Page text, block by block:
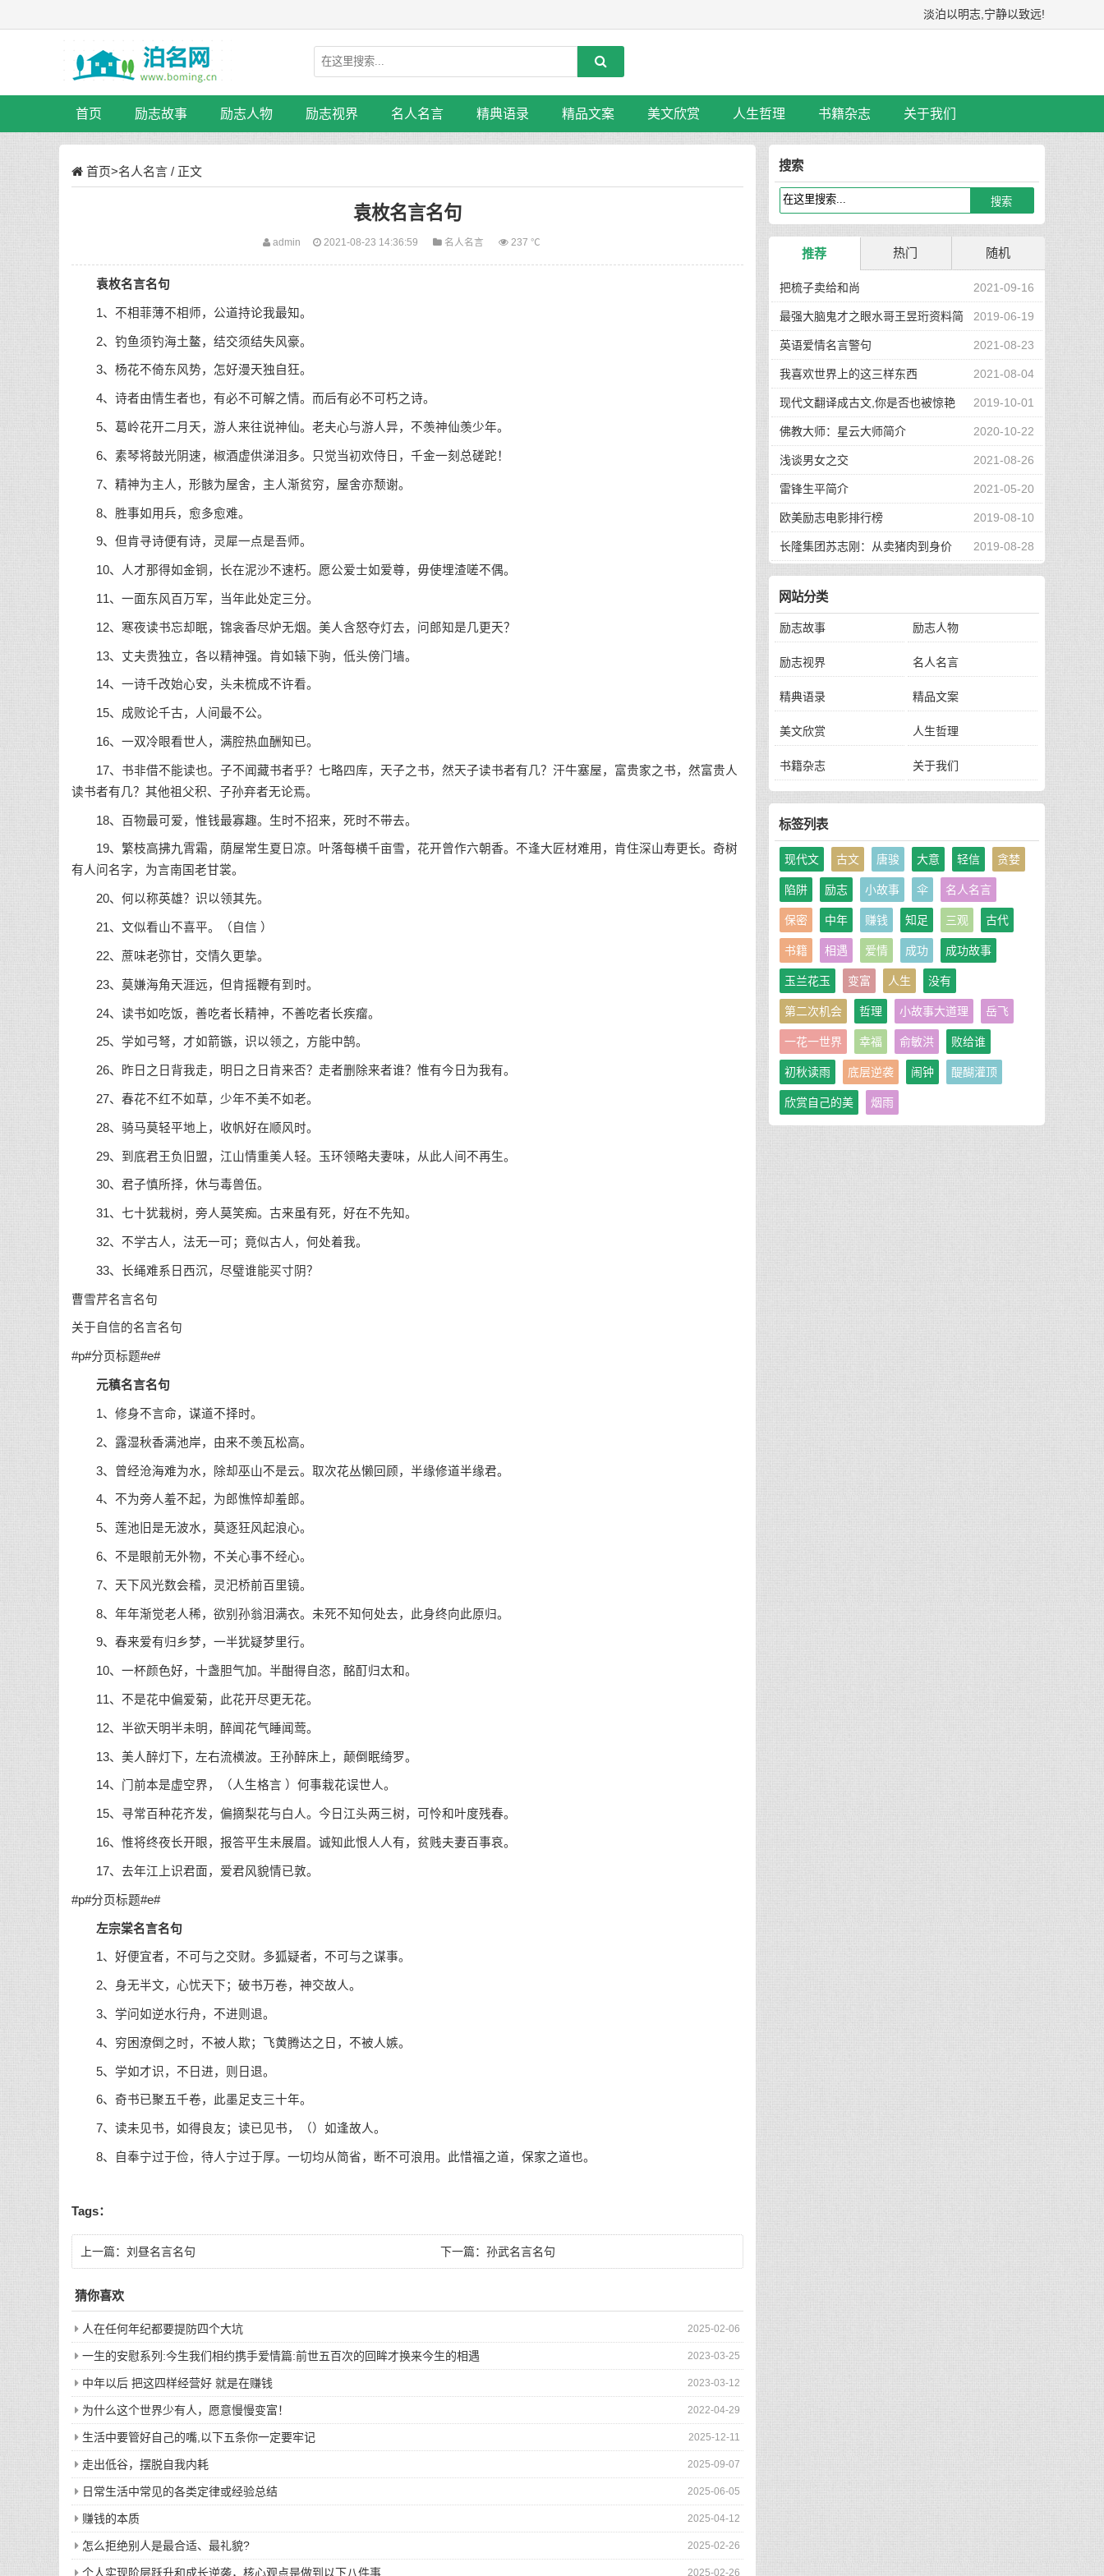
淡泊以明志,宁静以致远!
首页 励志故事 励志人物 励志视界 名人名言 精典语录 精品文案 美文欣赏 人生哲理 书籍杂志 关于我们
首页>名人名言 / 正文
袁枚名言名句
admin 2021-08-23 14:36:59 名人名言 237 ℃
袁枚名言名句
1、不相菲薄不相师，公道持论我最知。
2、钓鱼须钓海土鳌，结交须结失风豪。
3、杨花不倚东风势，怎好漫天独自狂。
4、诗者由情生者也，有必不可解之情。而后有必不可朽之诗。
5、葛岭花开二月天，游人来往说神仙。老夫心与游人异，不羡神仙羡少年。
6、素琴将鼓光阴速，椒酒虚供涕泪多。只觉当初欢侍日，千金一刻总磋跎！
7、精神为主人，形骸为屋舍，主人渐贫穷，屋舍亦颓谢。
8、胜事如用兵，愈多愈难。
9、但肯寻诗便有诗，灵犀一点是吾师。
10、人才那得如金铜，长在泥沙不速朽。愿公爱士如爱尊，毋使埋渣嗟不偶。
11、一面东风百万军，当年此处定三分。
12、寒夜读书忘却眠，锦衾香尽炉无烟。美人含怒夺灯去，问郎知是几更天？
13、丈夫贵独立，各以精神强。肯如辕下驹，低头傍门墙。
14、一诗千改始心安，头未梳成不许看。
15、成败论千古，人间最不公。
16、一双冷眼看世人，满腔热血酬知已。
17、书非借不能读也。子不闻藏书者乎？七略四库，天子之书，然天子读书者有几？汗牛塞屋，富贵家之书，然富贵人
读书者有几？其他祖父积、子孙弃者无论焉。
18、百物最可爱，惟钱最寡趣。生时不招来，死时不带去。
19、繁枝高拂九霄霜，荫屋常生夏日凉。叶落每横千亩雪，花开曾作六朝香。不逢大匠材难用，肯住深山寿更长。奇树
有人问名字，为言南国老甘裳。
20、何以称英雄？识以领其先。
21、文似看山不喜平。（ 自信 ）
22、蔗味老弥甘，交情久更挚。
23、莫嫌海角天涯远，但肯摇鞭有到时。
24、读书如吃饭，善吃者长精神，不善吃者长疾瘤。
25、学如弓弩，才如箭镞，识以领之，方能中鹄。
26、昨日之日背我走，明日之日肯来否？走者删除来者谁？惟有今日为我有。
27、春花不红不如草，少年不美不如老。
28、骑马莫轻平地上，收帆好在顺风时。
29、到底君王负旧盟，江山情重美人轻。玉环领略夫妻味，从此人间不再生。
30、君子慎所择，休与毒兽伍。
31、七十犹栽树，旁人莫笑痴。古来虽有死，好在不先知。
32、不学古人，法无一可；竟似古人，何处着我。
33、长绳难系日西沉，尽璧谁能买寸阴？
曹雪芹名言名句
关于自信的名言名句
#p#分页标题#e#
元稹名言名句
1、修身不言命，谋道不择时。
2、露湿秋香满池岸，由来不羡瓦松高。
3、曾经沧海难为水，除却巫山不是云。取次花丛懒回顾，半缘修道半缘君。
4、不为旁人羞不起，为郎憔悴却羞郎。
5、莲池旧是无波水，莫逐狂风起浪心。
6、不是眼前无外物，不关心事不经心。
7、天下风光数会稽，灵汜桥前百里镜。
8、年年渐觉老人稀，欲别孙翁泪满衣。未死不知何处去，此身终向此原归。
9、春来爱有归乡梦，一半犹疑梦里行。
10、一杯颜色好，十盏胆气加。半酣得自恣，酩酊归太和。
11、不是花中偏爱菊，此花开尽更无花。
12、半欲天明半未明，醉闻花气睡闻莺。
13、美人醉灯下，左右流横波。王孙醉床上，颠倒眠绮罗。
14、门前本是虚空界，（人生格言 ）何事栽花误世人。
15、寻常百种花齐发，偏摘梨花与白人。今日江头两三树，可怜和叶度残春。
16、惟将终夜长开眼，报答平生未展眉。诚知此恨人人有，贫贱夫妻百事哀。
17、去年江上识君面，爱君风貌情已敦。
#p#分页标题#e#
左宗棠名言名句
1、好便宜者，不可与之交财。多狐疑者，不可与之谋事。
2、身无半文，心忧天下；破书万卷，神交故人。
3、学问如逆水行舟，不进则退。
4、穷困潦倒之时，不被人欺；飞黄腾达之日，不被人嫉。
5、学如才识，不日进，则日退。
6、奇书已聚五千卷，此墨足支三十年。
7、读未见书，如得良友；读已见书，（ ）如逢故人。
8、自奉宁过于俭，待人宁过于厚。一切均从简省，断不可浪用。此惜福之道，保家之道也。
Tags：
上一篇： 刘昼名言名句 下一篇：孙武名言名句
猜你喜欢
2025-02-06
人在任何年纪都要提防四个大坑
2023-03-25
一生的安慰系列:今生我们相约携手爱情篇:前世五百次的回眸才换来今生的相遇
2023-03-12
中年以后 把这四样经营好 就是在赚钱
2022-04-29
为什么这个世界少有人，愿意慢慢变富！
2025-12-11
生活中要管好自己的嘴,以下五条你一定要牢记
2025-09-07
走出低谷，摆脱自我内耗
2025-06-05
日常生活中常见的各类定律或经验总结
2025-04-12
赚钱的本质
2025-02-26
怎么拒绝别人是最合适、最礼貌?
2025-02-26
个人实现阶层跃升和成长逆袭，核心观点是做到以下八件事
搜索
推荐 热门 随机
2021-09-16
把梳子卖给和尚
2019-06-19
最强大脑鬼才之眼水哥王昱珩资料简
介 2021-08-23
英语爱情名言警句
2021-08-04
我喜欢世界上的这三样东西
2019-10-01
现代文翻译成古文,你是否也被惊艳
到了 2020-10-22
佛教大师：星云大师简介
2021-08-26
浅谈男女之交
2021-05-20
雷锋生平简介
2019-08-10
欧美励志电影排行榜
2019-08-28
长隆集团苏志刚：从卖猪肉到身价
130亿，他的秘诀是？
网站分类
励志故事 励志人物
励志视界 名人名言
精典语录 精品文案
美文欣赏 人生哲理
书籍杂志 关于我们
标签列表
现代文 古文 唐骏 大意 轻信 贪婪
陷阱 励志 小故事 伞 名人名言
保密 中年 赚钱 知足 三观 古代
书籍 相遇 爱情 成功 成功故事
玉兰花玉 变富 人生 没有
第二次机会 哲理 小故事大道理 岳飞
一花一世界 幸福 俞敏洪 败给谁
初秋读雨 底层逆袭 闹钟 醍醐灌顶
欣赏自己的美 烟雨